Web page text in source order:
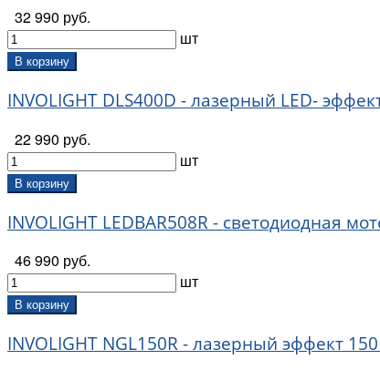
32 990 руб.
шт
В корзину
INVOLIGHT DLS400D - лазерный LED-
22 990 руб.
шт
В корзину
INVOLIGHT LEDBAR508R - светодиодная
46 990 руб.
шт
В корзину
INVOLIGHT NGL150R - лазерный эффект